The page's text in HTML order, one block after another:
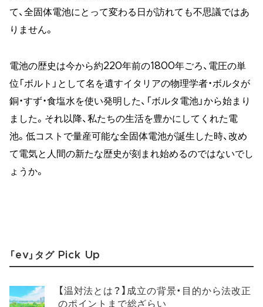
て、全固体電池にとって変わる日が訪れても不思議ではあ
りません。
電池の歴史は今から約220年前の1800年ごろ、電圧の単
位「ボルト」として名を遺すイタリアの物理学者・ボルタが
銅・すず・食塩水を使い発明した、「ボルタ電池」から始まり
ました。それ以降、私たちの生活を豊かにしてくれた電
池。低コストで量産可能な全固体電池が誕生した時、改め
て電気と人間の新たな歴史が刻まれ始めるのではないでし
ょうか。
「ev」タグ Pick Up
【温対法とは？】成立の背景・目的から法改正
のポイントまで総ざらい